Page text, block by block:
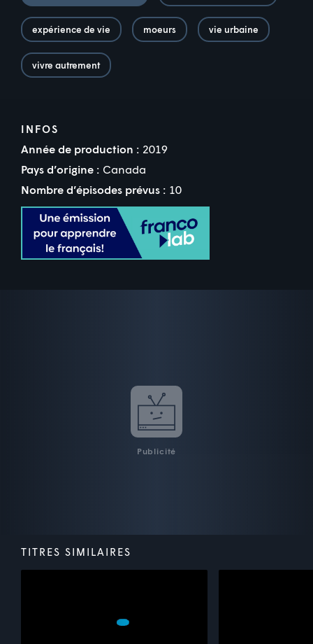
expérience de vie moeurs vie urbaine
vivre autrement
INFOS
Année de production : 2019
Pays d’origine : Canada
Nombre d’épisodes prévus : 10
Publicité
TITRES SIMILAIRES